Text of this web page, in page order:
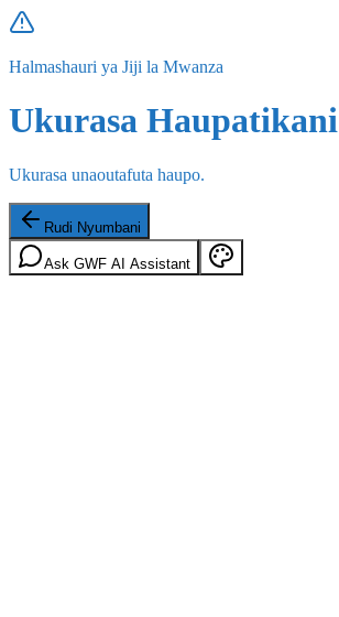
Halmashauri ya Jiji la Mwanza
Ukurasa Haupatikani
Ukurasa unaoutafuta haupo.
Rudi Nyumbani
Ask GWF AI Assistant